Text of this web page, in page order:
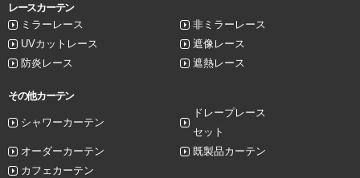
レースカーテン
ミラーレース
非ミラーレース
UVカットレース
遮像レース
防炎レース
遮熱レース
その他カーテン
シャワーカーテン
ドレープレース
セット
オーダーカーテン
既製品カーテン
カフェカーテン